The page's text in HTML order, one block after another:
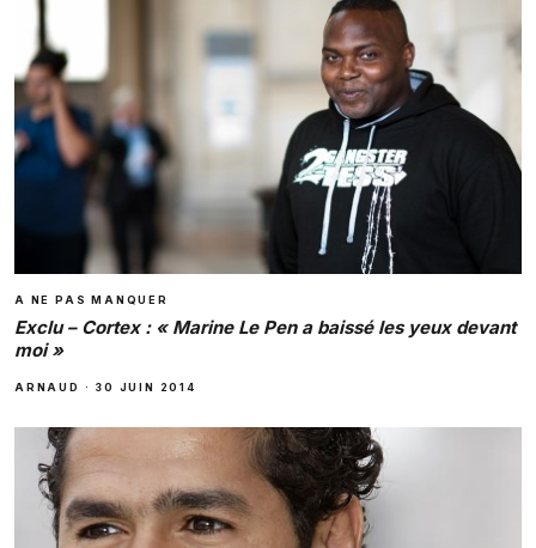
A NE PAS MANQUER
Exclu – Cortex : « Marine Le Pen a baissé les yeux devant
moi »
ARNAUD · 30 JUIN 2014